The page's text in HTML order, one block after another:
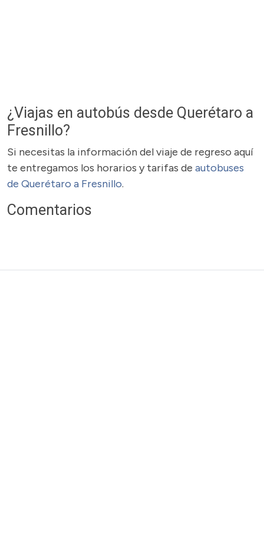
¿Viajas en autobús desde Querétaro a
Fresnillo?
Si necesitas la información del viaje de regreso aquí
te entregamos los horarios y tarifas de autobuses
de Querétaro a Fresnillo.
Comentarios